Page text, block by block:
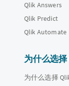
Qlik Answers
Qlik Predict
Qlik Automate
为什么选择
为什么选择